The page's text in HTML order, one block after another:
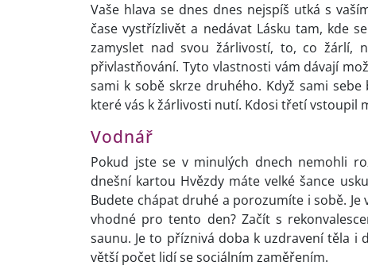
Vaše hlava se dnes dnes nejspíš utká s
čase vystřízlivět a nedávat Lásku tam, kde
zamyslet nad svou žárlivostí, to, co žárlí,
přivlastňování. Tyto vlastnosti vám dávají
sami k sobě skrze druhého. Když sami
které vás k žárlivosti nutí. Kdosi třetí vstoupil
Vodnář
Pokud jste se v minulých dnech nemohli
dnešní kartou Hvězdy máte velké šance
Budete chápat druhé a porozumíte i sobě.
vhodné pro tento den? Začít s
saunu. Je to příznivá doba k uzdravení těla
větší počet lidí se sociálním zaměřením.